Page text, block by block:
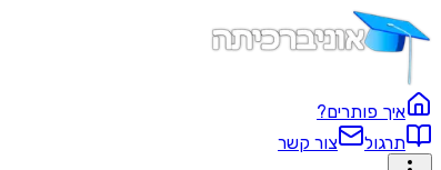
איך פותרים?
תרגול
צור קשר